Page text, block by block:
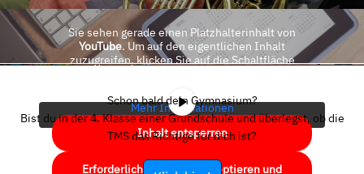
Sie sehen gerade einen Platzhalterinhalt von
YouTube. Um auf den eigentlichen Inhalt
zuzugreifen, klicken Sie auf die Schaltfläche
Mehr Informationen
Inhalt entsperren
Erforderlichen Service akzeptieren und
Schon bald dein Gymnasium?
Bist du in der 4. Klasse einer Grundschule und überlegst, ob die
TMS das Richtige für dich ist?